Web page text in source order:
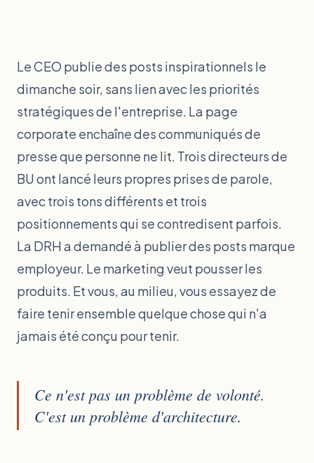
Le CEO publie des posts inspirationnels le
dimanche soir, sans lien avec les priorités
stratégiques de l'entreprise. La page
corporate enchaîne des communiqués de
presse que personne ne lit. Trois directeurs de
BU ont lancé leurs propres prises de parole,
avec trois tons différents et trois
positionnements qui se contredisent parfois.
La DRH a demandé à publier des posts marque
employeur. Le marketing veut pousser les
produits. Et vous, au milieu, vous essayez de
faire tenir ensemble quelque chose qui n'a
jamais été conçu pour tenir.
Ce n'est pas un problème de volonté.
C'est un problème d'architecture.